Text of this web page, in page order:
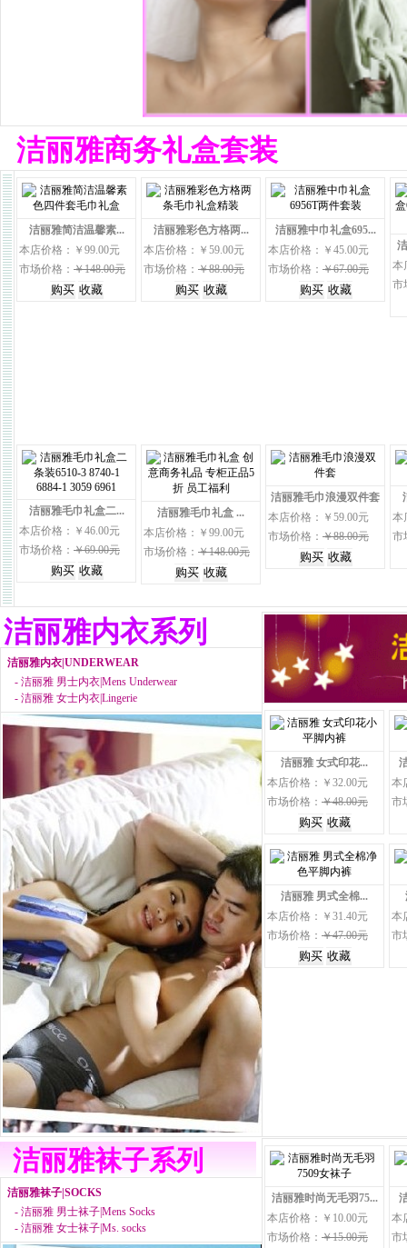
洁丽雅商务礼盒套装
洁丽雅简洁温馨素...
本店价格：￥99.00元
市场价格： ￥148.00元
洁丽雅彩色方格两...
本店价格：￥59.00元
市场价格： ￥88.00元
洁丽雅中巾礼盒695...
本店价格：￥45.00元
市场价格： ￥67.00元
本
市
洁丽雅毛巾礼盒二...
本店价格：￥46.00元
市场价格： ￥69.00元
洁丽雅毛巾礼盒 ...
本店价格：￥99.00元
市场价格： ￥148.00元
洁丽雅毛巾浪漫双件套
本店价格：￥59.00元
市场价格： ￥88.00元
本
市
洁丽雅内衣系列
洁丽雅内衣|UNDERWEAR
- 洁丽雅 男士内衣|Mens Underwear
- 洁丽雅 女士内衣|Lingerie
洁丽雅 女式印花...
本店价格：￥32.00元
市场价格： ￥48.00元
本
市
洁丽雅 男式全棉...
本店价格：￥31.40元
市场价格： ￥47.00元
本
市
洁丽雅时尚无毛羽75...
本店价格：￥10.00元
市场价格： ￥15.00元
本
市
洁丽雅袜子系列
洁丽雅袜子|SOCKS
- 洁丽雅 男士袜子|Mens Socks
- 洁丽雅 女士袜子|Ms. socks